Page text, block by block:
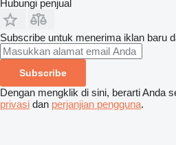
Hubungi penjual
Subscribe untuk menerima iklan baru
Subscribe
Dengan mengklik di sini, berarti Anda
privasi dan perjanjian pengguna.